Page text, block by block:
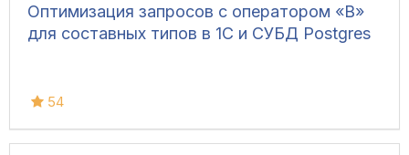
Оптимизация запросов с оператором «В»
для составных типов в 1С и СУБД Postgres
54